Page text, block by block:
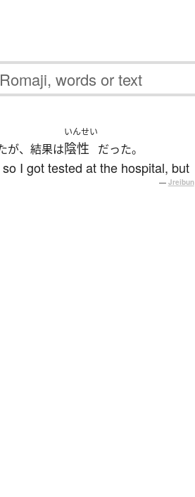
が、結果は
いんせい
陰性 だった。
I got tested at the hospital, but
— Jreibun